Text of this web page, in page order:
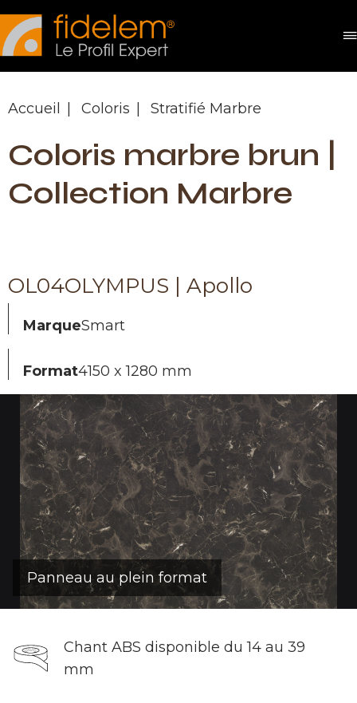
Panneau de gestion des cookies
Accueil Coloris Stratifié Marbre
Coloris marbre brun |
Collection Marbre
OL04OLYMPUS | Apollo
MarqueSmart
Format4150 x 1280 mm
Panneau au plein format
Chant ABS disponible du 14 au 39
mm